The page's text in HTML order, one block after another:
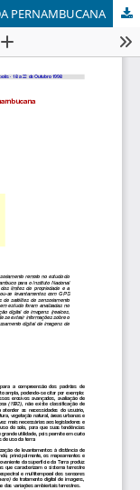
PERNAMBUCANA